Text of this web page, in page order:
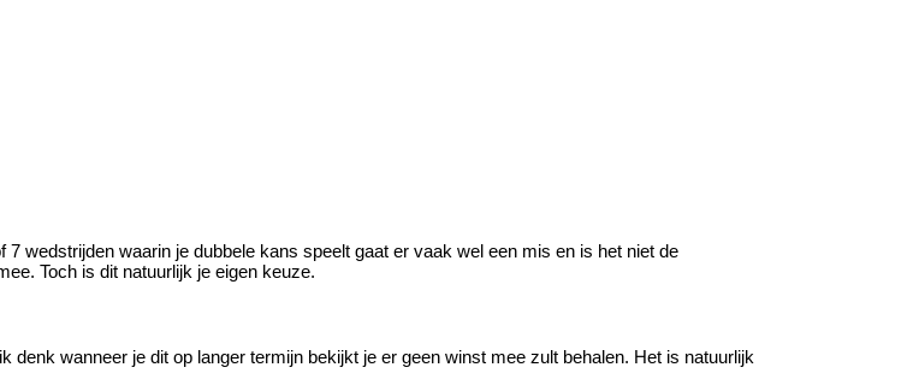
wedstrijden waarin je dubbele kans speelt gaat er vaak wel een mis en is het niet de
Toch is dit natuurlijk je eigen keuze.
wanneer je dit op langer termijn bekijkt je er geen winst mee zult behalen. Het is natuurlijk